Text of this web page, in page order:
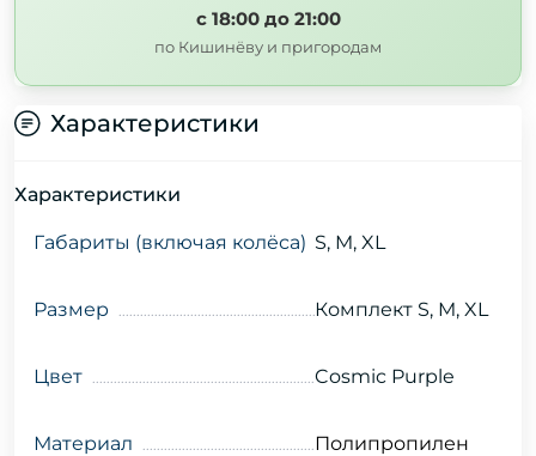
с 18:00 до 21:00
по Кишинёву и пригородам
Характеристики
Характеристики
Габариты (включая колёса) S, M, XL
Размер Комплект S, M, XL
Цвет Cosmic Purple
Материал Полипропилен